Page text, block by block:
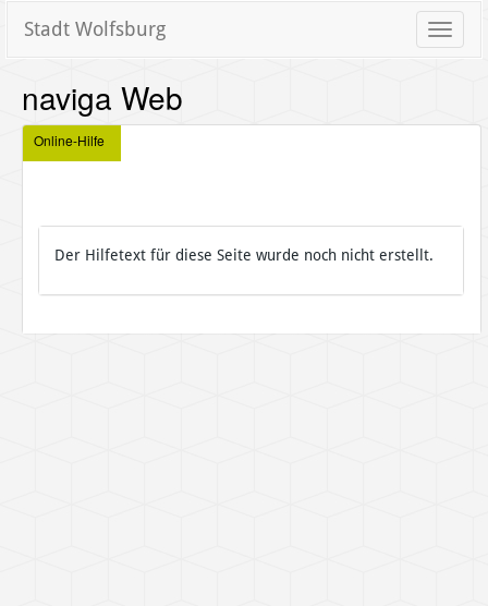
Toggle
Stadt Wolfsburg
naviga Web
Online-Hilfe
Der Hilfetext für diese Seite wurde noch nicht erstellt.